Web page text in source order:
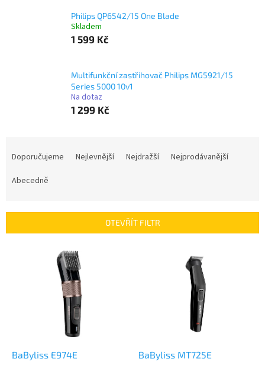
Philips QP6542/15 One Blade
Skladem
1 599 Kč
Multifunkční zastřihovač Philips MG5921/15
Series 5000 10v1
Na dotaz
1 299 Kč
r
Doporučujeme Nejlevnější Nejdražší
Nejprodávanější
Abecedně
OTEVŘÍT FILTR
BaByliss E974E BaByliss MT725E